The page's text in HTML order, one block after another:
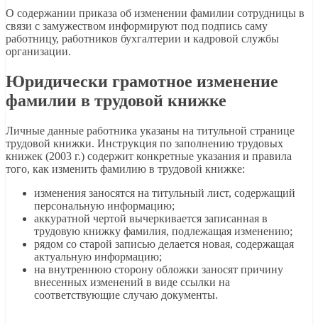
О содержании приказа об изменении фамилии сотрудницы в
связи с замужеством информируют под подпись саму
работницу, работников бухгалтерии и кадровой службы
организации.
Юридически грамотное изменение
фамилии в трудовой книжке
Личные данные работника указаны на титульной странице
трудовой книжки. Инструкция по заполнению трудовых
книжек (2003 г.) содержит конкретные указания и правила
того, как изменить фамилию в трудовой книжке:
изменения заносятся на титульный лист, содержащий
персональную информацию;
аккуратной чертой вычеркивается записанная в
трудовую книжку фамилия, подлежащая изменению;
рядом со старой записью делается новая, содержащая
актуальную информацию;
на внутреннюю сторону обложки заносят причину
внесенных изменений в виде ссылки на
соответствующие случаю документы.